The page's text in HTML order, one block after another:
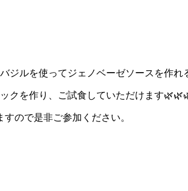
ルを使ってジェノベーゼソースを作れ
クを作り、ご試食していただけます
ので是非ご参加ください。